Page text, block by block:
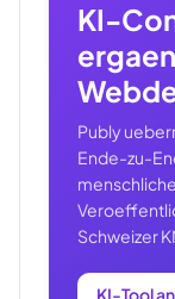
KI-
Publy
Ende-zu-
Schweizer
KI-Tool